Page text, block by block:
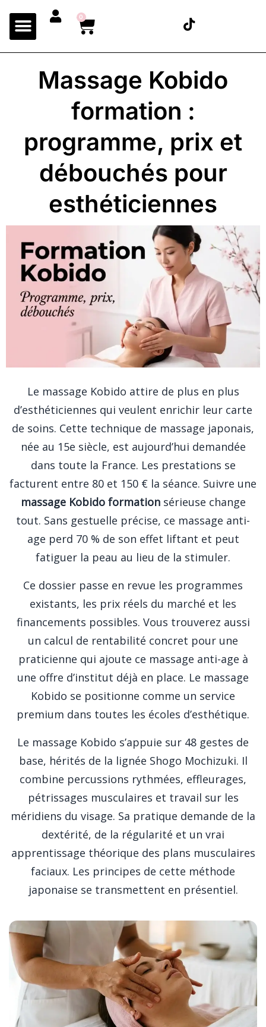
0
Massage Kobido
formation :
programme, prix et
débouchés pour
esthéticiennes
Le massage Kobido attire de plus en plus
d’esthéticiennes qui veulent enrichir leur carte
de soins. Cette technique de massage japonais,
née au 15e siècle, est aujourd’hui demandée
dans toute la France. Les prestations se
facturent entre 80 et 150 € la séance. Suivre une
massage Kobido formationsérieuse change
tout. Sans gestuelle précise, ce massage anti-
age perd 70 % de son effet liftant et peut
fatiguer la peau au lieu de la stimuler.
Ce dossier passe en revue les programmes
existants, les prix réels du marché et les
financements possibles. Vous trouverez aussi
un calcul de rentabilité concret pour une
praticienne qui ajoute ce massage anti-age à
une offre d’institut déjà en place. Le massage
Kobido se positionne comme un service
premium dans toutes les écoles d’esthétique.
Le massage Kobido s’appuie sur 48 gestes de
base, hérités de la lignée Shogo Mochizuki. Il
combine percussions rythmées, effleurages,
pétrissages musculaires et travail sur les
méridiens du visage. Sa pratique demande de la
dextérité, de la régularité et un vrai
apprentissage théorique des plans musculaires
faciaux. Les principes de cette méthode
japonaise se transmettent en présentiel.